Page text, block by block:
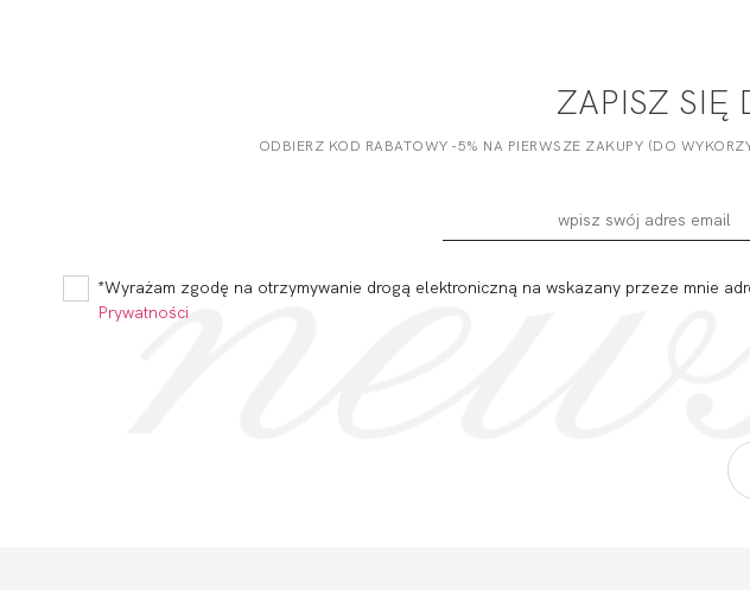
ZAPISZ SIĘ
ODBIERZ KOD RABATOWY -5% NA PIERWSZE ZAKUPY (DO
*Wyrażam zgodę na otrzymywanie drogą elektroniczną na wskazany przeze mnie
Prywatności